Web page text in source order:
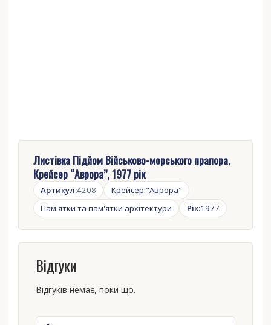
Листівка Підйом Військово-морського прапора.
Крейсер “Аврора”, 1977 рік
Артикул:4208
Крейсер "Аврора"
Пам'ятки та пам'ятки архітектури
Рік:1977
Відгуки
Відгуків немає, поки що.